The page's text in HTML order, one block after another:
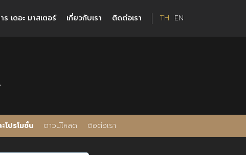
TH EN
ร เดอะ มาสเตอร์ เกี่ยวกับเรา ติดต่อเรา
โปรโมชั่น ดาวน์โหลด ติอต่อเรา